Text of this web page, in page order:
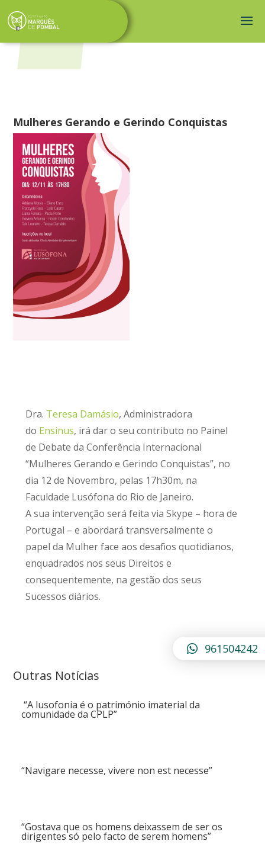
Mulheres Gerando e Gerindo Conquistas
Dra. Teresa Damásio, Administradora
do Ensinus, irá dar o seu contributo no Painel
de Debate da Conferência Internacional
“Mulheres Gerando e Gerindo Conquistas”, no
dia 12 de Novembro, pelas 17h30m, na
Faculdade Lusófona do Rio de Janeiro.
A sua intervenção será feita via Skype – hora de
Portugal – e abordará transversalmente o
papel da Mulher face aos desafios quotidianos,
enquadrados nos seus Direitos e
consequentemente, na gestão dos seus
Sucessos diários.
Outras Notícias
“A lusofonia é o património imaterial da
comunidade da CPLP”
“Navigare necesse, vivere non est necesse”
“Gostava que os homens deixassem de ser os
dirigentes só pelo facto de serem homens”
961504242